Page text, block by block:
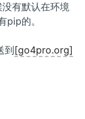
有默认在环境
pip的。
到[go4pro.org]